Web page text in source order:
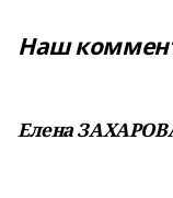
Наш
Елена